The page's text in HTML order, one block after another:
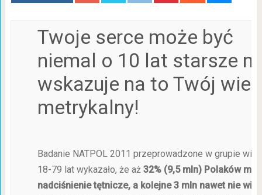
Twoje serce może być
niemal o 10 lat starsze
wskazuje na to Twój wiek
metrykalny!
Badanie NATPOL 2011 przeprowadzone w grupie
18-79 lat wykazało, że aż 32% (9,5 mln) Polaków ma
nadciśnienie tętnicze, a kolejne 3 mln nawet nie wie,